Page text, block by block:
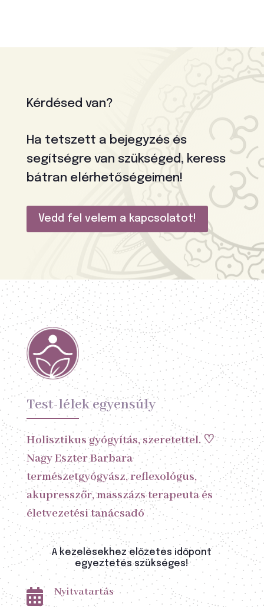
Kérdésed van?
Ha tetszett a bejegyzés és
segítségre van szükséged, keress
bátran elérhetőségeimen!
Vedd fel velem a kapcsolatot!
Test-lélek egyensúly
Holisztikus gyógyítás, szeretettel. ♡
Nagy Eszter Barbara
természetgyógyász, reflexológus,
akupresszőr, masszázs terapeuta és
életvezetési tanácsadó
A kezelésekhez előzetes időpont
egyeztetés szükséges!
 Nyitvatartás